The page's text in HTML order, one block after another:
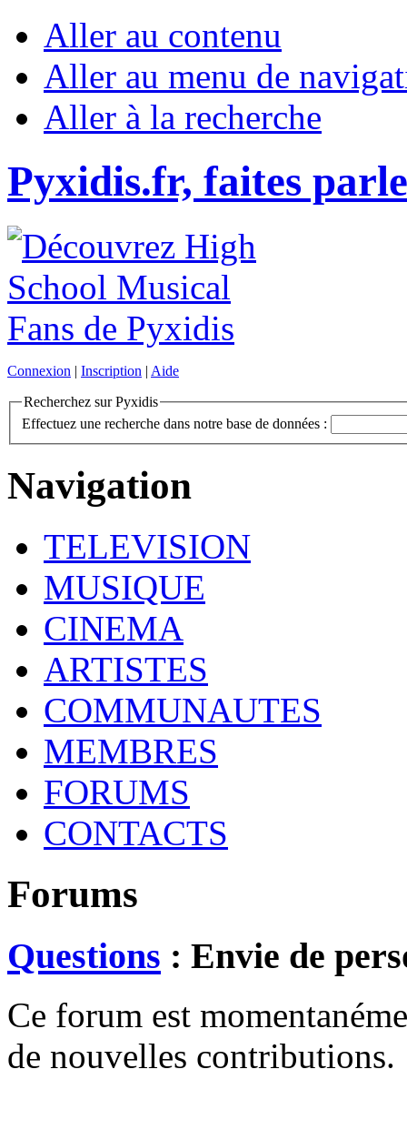
Aller au contenu
Aller au menu de
Aller à la recherche
Pyxidis.fr, faites
Connexion | Inscription | Aide
Recherchez sur Pyxidis
Effectuez une recherche dans notre base de données :
Navigation
TELEVISION
MUSIQUE
CINEMA
ARTISTES
COMMUNAUTES
MEMBRES
FORUMS
CONTACTS
Forums
Questions : Envie de
Ce forum est
de nouvelles contributions.